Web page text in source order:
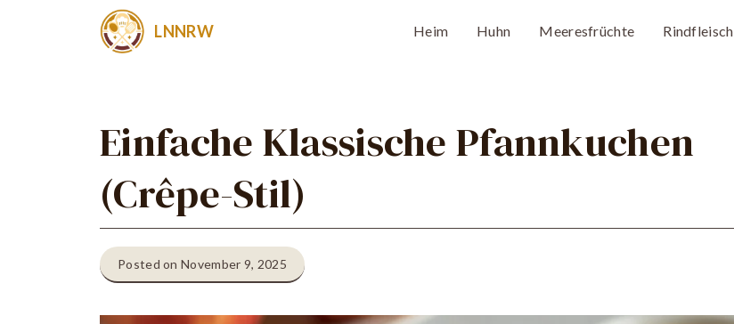
LNNRW Heim Huhn Meeresfrüchte Rindfleisch
Einfache Klassische Pfannkuchen
(Crêpe-Stil)
Posted on November 9, 2025